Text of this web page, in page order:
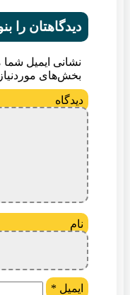
دیدگاهتان را
نشانی ایمیل
بخش‌های
ایمیل *